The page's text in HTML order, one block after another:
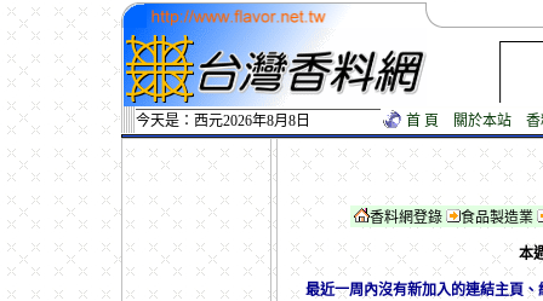
今天是：西元2026年8月8日 首 頁 關於本站
香料網登錄 食品製造業
本
最近一周內沒有新加入的連結主頁、